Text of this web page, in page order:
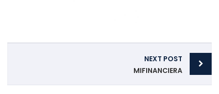
Post
NEXT POST
MIFINANCIERA